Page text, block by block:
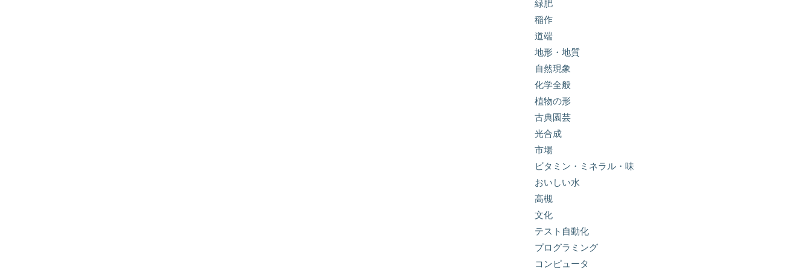
緑肥
稲作
道端
地形・地質
自然現象
化学全般
植物の形
古典園芸
光合成
市場
ビタミン・ミネラル・味
おいしい水
高槻
文化
テスト自動化
プログラミング
コンピュータ